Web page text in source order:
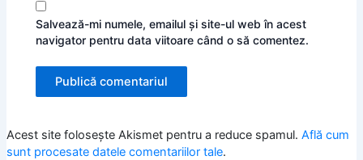
Salvează-mi numele, emailul și site-ul web în acest
navigator pentru data viitoare când o să comentez.
Acest site folosește Akismet pentru a reduce spamul. Află cum
sunt procesate datele comentariilor tale.